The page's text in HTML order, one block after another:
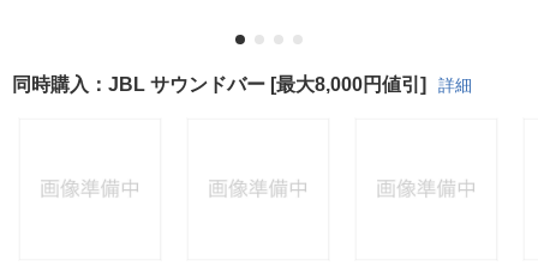
同時購入：JBL サウンドバー [最大8,000円値引] 詳細